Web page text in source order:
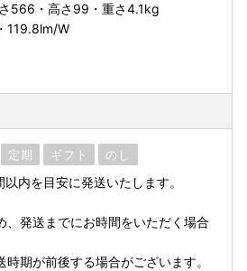
566・高さ99・重さ4.1kg
119.8lm/W
定期 ギフト のし
内を目安に発送いたします。
、発送までにお時間をいただく場合
期が前後する場合がございます。